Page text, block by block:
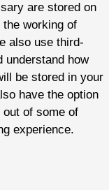
are stored on
working of
also use third-
understand how
be stored in your
have the option
of some of
experience.